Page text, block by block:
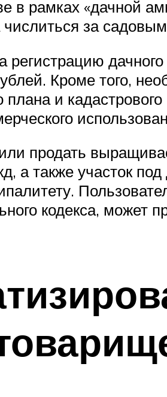
в рамках «дачной
за
Кроме того,
плана и
продать
а также участок
кодекса, может